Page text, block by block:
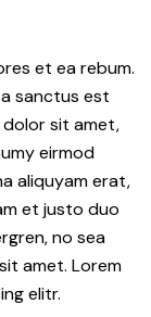
et ea rebum.
sanctus est
dolor sit amet,
eirmod
aliquyam erat,
et justo duo
no sea
amet. Lorem
elitr.